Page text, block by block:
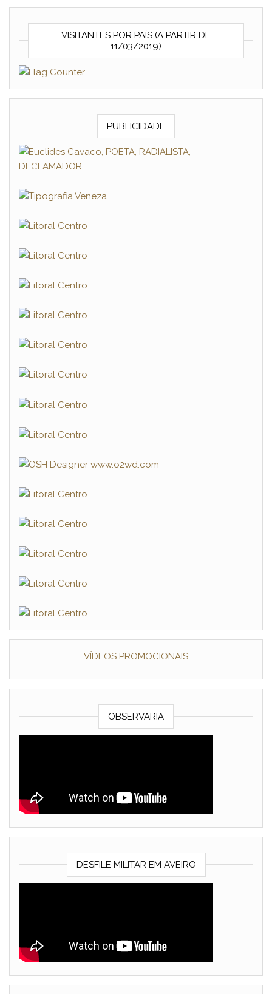
VISITANTES POR PAÍS (A PARTIR DE
11/03/2019)
PUBLICIDADE
VÍDEOS PROMOCIONAIS
OBSERVARIA
DESFILE MILITAR EM AVEIRO